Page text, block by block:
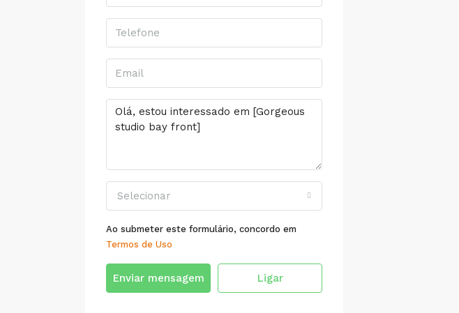
Selecionar
Ao submeter este formulário, concordo em
Termos de Uso
Enviar mensagem Ligar